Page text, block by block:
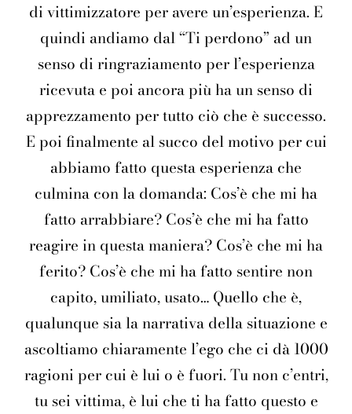
di vittimizzatore per avere un’esperienza. E
quindi andiamo dal “Ti perdono” ad un
senso di ringraziamento per l’esperienza
ricevuta e poi ancora più ha un senso di
apprezzamento per tutto ciò che è successo.
E poi finalmente al succo del motivo per cui
abbiamo fatto questa esperienza che
culmina con la domanda: Cos’è che mi ha
fatto arrabbiare? Cos’è che mi ha fatto
reagire in questa maniera? Cos’è che mi ha
ferito? Cos’è che mi ha fatto sentire non
capito, umiliato, usato… Quello che è,
qualunque sia la narrativa della situazione e
ascoltiamo chiaramente l’ego che ci dà 1000
ragioni per cui è lui o è fuori. Tu non c’entri,
tu sei vittima, è lui che ti ha fatto questo e